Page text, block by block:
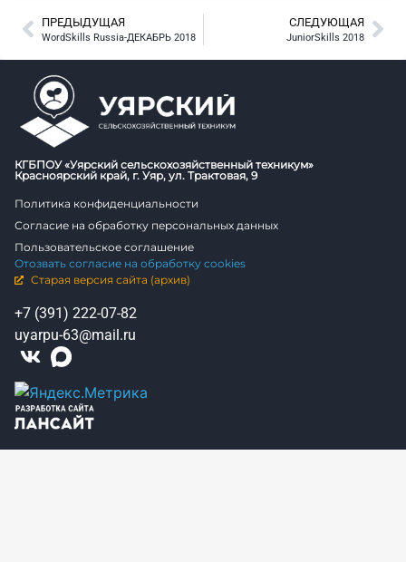
ПРЕДЫДУЩАЯ
WordSkills Russia-ДЕКАБРЬ 2018
СЛЕДУЮЩАЯ
JuniorSkills 2018
КГБПОУ «Уярский сельскохозяйственный техникум»
Красноярский край, г. Уяр, ул. Трактовая, 9
Политика конфиденциальности
Согласие на обработку персональных данных
Пользовательское соглашение
Отозвать согласие на обработку cookies
Старая версия сайта (архив)
+7 (391) 222-07-82
uyarpu-63@mail.ru